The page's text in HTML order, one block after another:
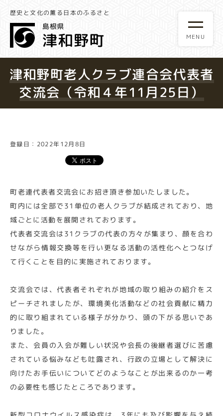
歴史と文化の薫る日本のふるさと
津和野町老人クラブ連合会代表者
交流会（令和４年11月25日）
登録日：2022年12月8日
町老連代表者交流会にお招き頂き参加いたしました。
町内には全部で31単位の老人クラブが結成されており、地
域ごとに活動を展開されております。
代表者交流会は31クラブの代表の方々が集まり、顔を合わ
せながら情報交換等を行い更なる活動の活性化へとつなげ
て行くことを目的に実施されております。
交流会では、代表者それぞれが地域の取り組みの紹介をス
ピーチされましたが、環境美化活動などの社会貢献に精力
的に取り組まれている様子が分かり、頭の下がる思いであ
りました。
また、会員の入会が難しい状況や会長の後継者選びに苦慮
されている悩みなども吐露され、行政の立場として解決に
向けたお手伝いについてどのようなことが出来るのか一考
の必要性も感じたところであります。